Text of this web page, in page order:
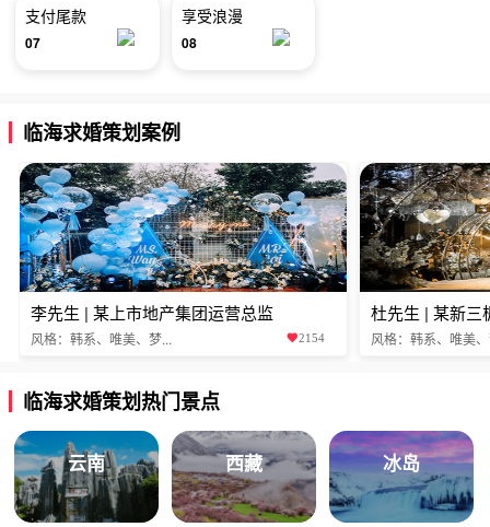
支付尾款
07
享受浪漫
08
临海求婚策划案例
李先生 | 某上市地产集团运营总监
风格：韩系、唯美、梦... 2154
杜先生 | 某新三
风格：韩系、唯美
临海求婚策划热门景点
云南 西藏 冰岛